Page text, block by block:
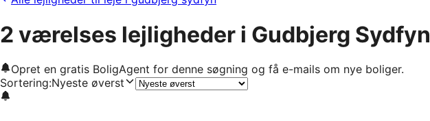
2 værelses lejligheder i Gudbjerg Sydfyn
Opret en gratis BoligAgent for denne søgning og få e-mails om nye boliger.
Sortering:Nyeste øverst